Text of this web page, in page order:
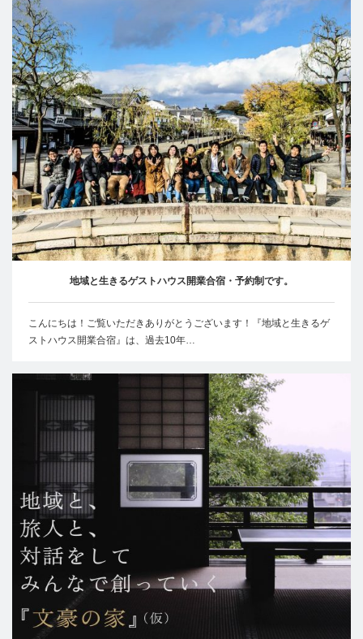
地域と生きるゲストハウス開業合宿・予約制です。
こんにちは！ご覧いただきありがとうございます！『地域と生きるゲ
ストハウス開業合宿』は、過去10年…